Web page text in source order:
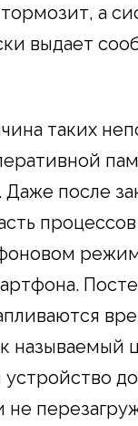
а
выдает
таких
Даже после
называемый
не